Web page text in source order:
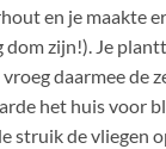
en je maakte
dom zijn!). Je
daarmee de
het huis voor
struik de vliegen